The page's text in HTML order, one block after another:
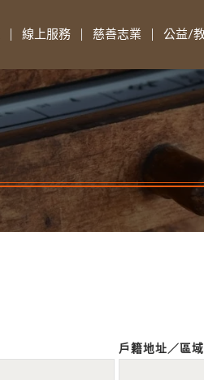
線上服務 慈善志業 公益/
戶籍地址／區域